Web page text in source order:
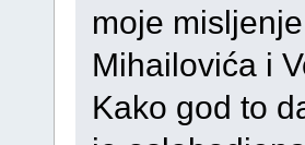
moje
Mihailovića i
Kako god to